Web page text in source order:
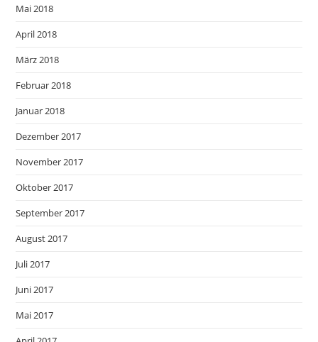
Mai 2018
April 2018
März 2018
Februar 2018
Januar 2018
Dezember 2017
November 2017
Oktober 2017
September 2017
August 2017
Juli 2017
Juni 2017
Mai 2017